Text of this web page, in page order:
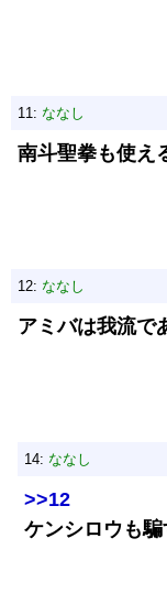
11: ななし
南斗聖拳も使え
12: ななし
アミバは我流で
14: ななし
>>12
ケンシロウも